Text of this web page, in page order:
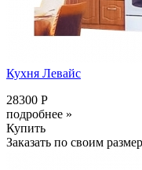
Кухня Левайс
28300 Р
подробнее »
Купить
Заказать по своим